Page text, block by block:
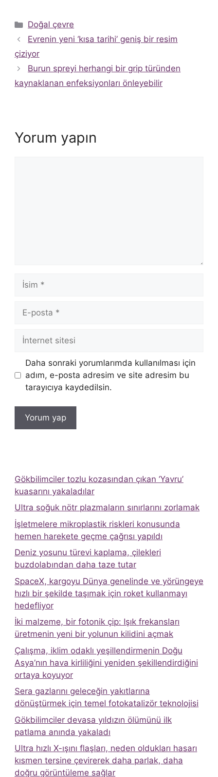
Kategoriler
Doğal çevre
Evrenin yeni ‘kısa tarihi’ geniş bir resim
çiziyor
Burun spreyi herhangi bir grip türünden
kaynaklanan enfeksiyonları önleyebilir
Yorum yapın
İsim
posta
İnternet
Daha sonraki yorumlarımda kullanılması için
adım, e-posta adresim ve site adresim bu
tarayıcıya kaydedilsin.
Gökbilimciler tozlu kozasından çıkan ‘Yavru’
kuasarını yakaladılar
Ultra soğuk nötr plazmaların sınırlarını zorlamak
İşletmelere mikroplastik riskleri konusunda
hemen harekete geçme çağrısı yapıldı
Deniz yosunu türevi kaplama, çilekleri
buzdolabından daha taze tutar
SpaceX, kargoyu Dünya genelinde ve yörüngeye
hızlı bir şekilde taşımak için roket kullanmayı
hedefliyor
İki malzeme, bir fotonik çip: Işık frekansları
üretmenin yeni bir yolunun kilidini açmak
Çalışma, iklim odaklı yeşillendirmenin Doğu
Asya’nın hava kirliliğini yeniden şekillendirdiğini
ortaya koyuyor
Sera gazlarını geleceğin yakıtlarına
dönüştürmek için temel fotokatalizör teknolojisi
Gökbilimciler devasa yıldızın ölümünü ilk
patlama anında yakaladı
Ultra hızlı X-ışını flaşları, neden oldukları hasarı
kısmen tersine çevirerek daha parlak, daha
doğru görüntüleme sağlar